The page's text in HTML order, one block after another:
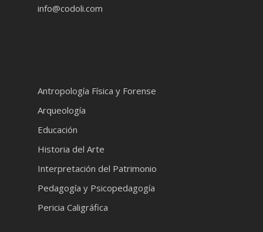
info@codoli.com
Antropología Física y Forense
Arqueología
Educación
Historia del Arte
Interpretación del Patrimonio
Pedagogía y Psicopedagogía
Pericia Caligráfica